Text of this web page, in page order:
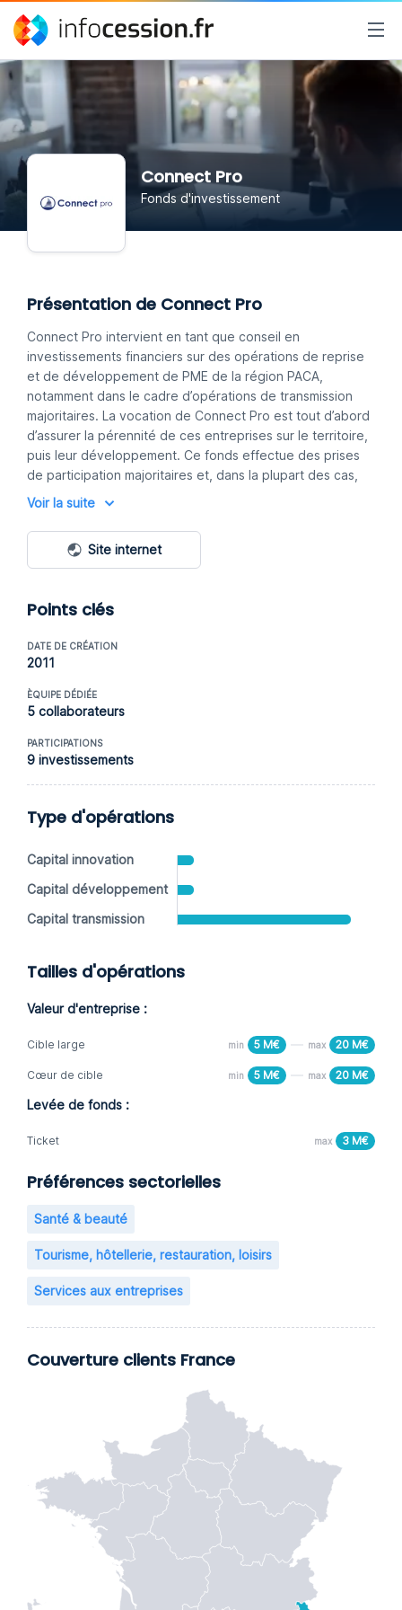
Connect Pro
Fonds d'investissement
Présentation de Connect Pro
Connect Pro intervient en tant que conseil en
investissements financiers sur des opérations de reprise
et de développement de PME de la région PACA,
notamment dans le cadre d’opérations de transmission
majoritaires. La vocation de Connect Pro est tout d’abord
d’assurer la pérennité de ces entreprises sur le territoire,
puis leur développement. Ce fonds effectue des prises
de participation majoritaires et, dans la plupart des cas,
met en place et un accompagnement dans la durée d’un
Voir la suite
Site internet
Points clés
DATE DE CRÉATION
2011
ÈQUIPE DÉDIÉE
5 collaborateurs
PARTICIPATIONS
9 investissements
Type d'opérations
Capital innovation
Capital développement
Capital transmission
Tailles d'opérations
Valeur d'entreprise :
Cible large min 5 M€ max 20 M€
Cœur de cible min 5 M€ max 20 M€
Levée de fonds :
Ticket max 3 M€
Préférences sectorielles
Santé & beauté
Tourisme, hôtellerie, restauration, loisirs
Services aux entreprises
Couverture clients France